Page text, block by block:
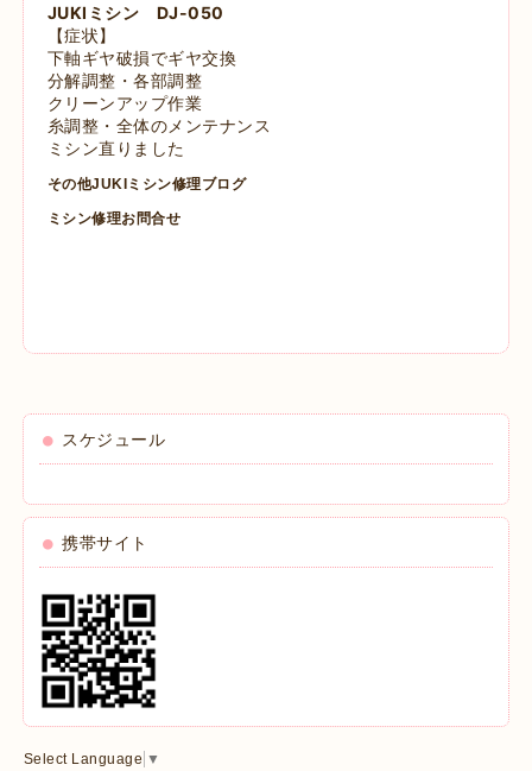
JUKIミシン DJ-050
【症状】
下軸ギヤ破損でギヤ交換
分解調整・各部調整
クリーンアップ作業
糸調整・全体のメンテナンス
ミシン直りました
その他JUKIミシン修理ブログ
ミシン修理お問合せ
スケジュール
携帯サイト
Select Language ▼